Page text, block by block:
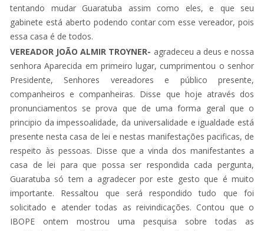
tentando mudar Guaratuba assim como eles, e que seu
gabinete está aberto podendo contar com esse vereador, pois
essa casa é de todos.
VEREADOR JOÃO ALMIR TROYNER- agradeceu a deus e nossa
senhora Aparecida em primeiro lugar, cumprimentou o senhor
Presidente, Senhores vereadores e público presente,
companheiros e companheiras. Disse que hoje através dos
pronunciamentos se prova que de uma forma geral que o
principio da impessoalidade, da universalidade e igualdade está
presente nesta casa de lei e nestas manifestações pacificas, de
respeito às pessoas. Disse que a vinda dos manifestantes a
casa de lei para que possa ser respondida cada pergunta,
Guaratuba só tem a agradecer por este gesto que é muito
importante. Ressaltou que será respondido tudo que foi
solicitado e atender todas as reivindicações. Contou que o
IBOPE ontem mostrou uma pesquisa sobre todas as